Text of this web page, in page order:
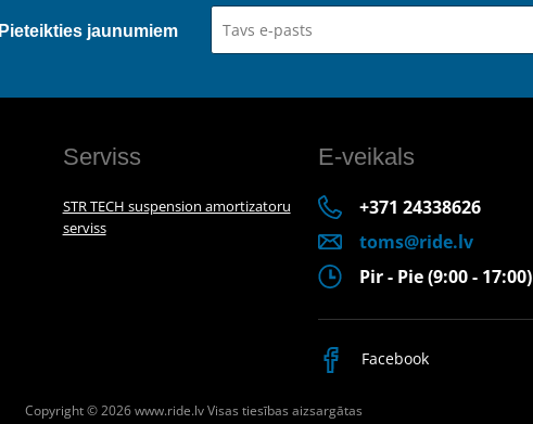
Pieteikties jaunumiem
Serviss
STR TECH suspension amortizatoru
serviss
E-veikals
+371 24338626
toms@ride.lv
Pir - Pie (9:00 - 17:00)
Facebook
Copyright © 2026 www.ride.lvVisas tiesības aizsargātas